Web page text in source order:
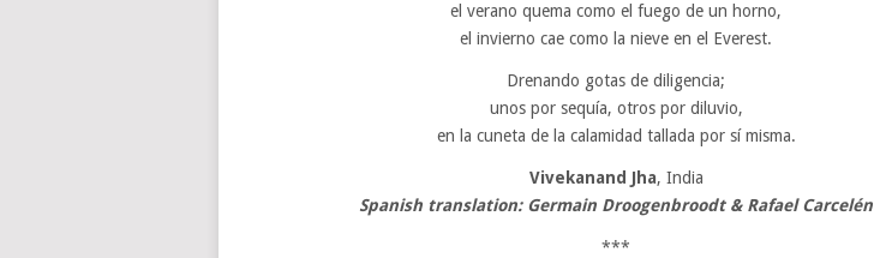
el verano quema como el fuego de un horno,
el invierno cae como la nieve en el Everest.
Drenando gotas de diligencia;
unos por sequía, otros por diluvio,
en la cuneta de la calamidad tallada por sí misma.
Vivekanand Jha, India
Spanish translation: Germain Droogenbroodt & Rafael Carcelén
***